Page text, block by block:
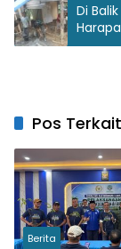
Di
Pos Terkait
Berita